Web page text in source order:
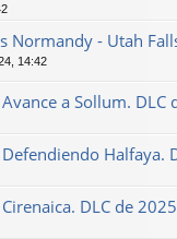
Normandy - Utah
14:42
a Sollum. DLC
Halfaya.
DLC de